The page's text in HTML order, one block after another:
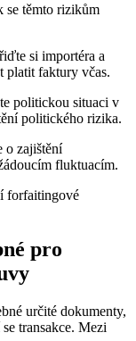
se těmto rizikům
si importéra a
platit faktury včas.
politickou situaci v
politického rizika.
o zajištění
fluktuacím.
pro
určité dokumenty,
transakce. Mezi